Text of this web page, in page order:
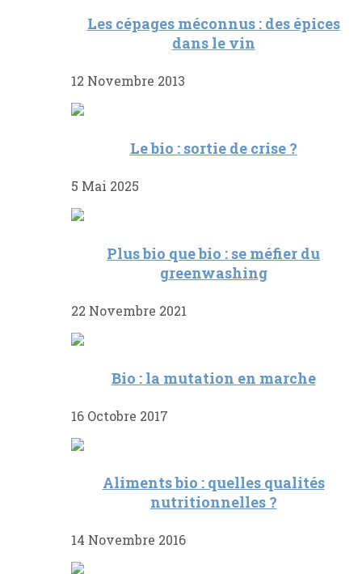
Les cépages méconnus : des épices
dans le vin
12 Novembre 2013
Le bio : sortie de crise ?
5 Mai 2025
Plus bio que bio : se méfier du
greenwashing
22 Novembre 2021
Bio : la mutation en marche
16 Octobre 2017
Aliments bio : quelles qualités
nutritionnelles ?
14 Novembre 2016